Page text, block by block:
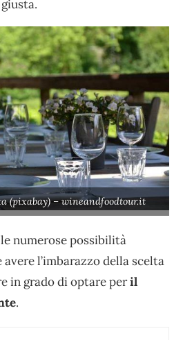
(pixabay) – wineandfoodtour.it
numerose possibilità
l’imbarazzo della scelta
in grado di optare peril
.